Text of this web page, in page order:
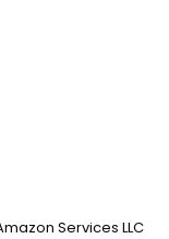
Services LLC